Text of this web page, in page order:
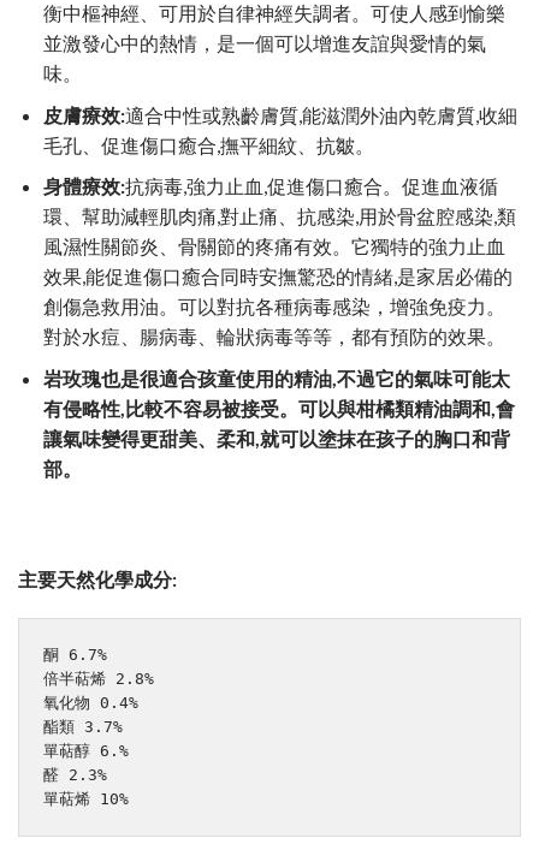
衡中樞神經、可用於自律神經失調者。可使人感到愉樂
並激發心中的熱情，是一個可以增進友誼與愛情的氣
味。
皮膚療效:適合中性或熟齡膚質,能滋潤外油內乾膚質,收細
毛孔、促進傷口癒合,撫平細紋、抗皺。
身體療效:抗病毒,強力止血,促進傷口癒合。促進血液循
環、幫助減輕肌肉痛,對止痛、抗感染,用於骨盆腔感染,類
風濕性關節炎、骨關節的疼痛有效。它獨特的強力止血
效果,能促進傷口癒合同時安撫驚恐的情緒,是家居必備的
創傷急救用油。可以對抗各種病毒感染，增強免疫力。
對於水痘、腸病毒、輪狀病毒等等，都有預防的效果。
岩玫瑰也是很適合孩童使用的精油,不過它的氣味可能太
有侵略性,比較不容易被接受。可以與柑橘類精油調和,會
讓氣味變得更甜美、柔和,就可以塗抹在孩子的胸口和背
部。
主要天然化學成分:
酮 6.7%
倍半萜烯 2.8%
氧化物 0.4%
酯類 3.7%
單萜醇 6.%
醛 2.3%
單萜烯 10%